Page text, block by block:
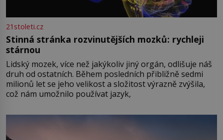
21stoleti.cz
Stinná stránka rozvinutějších mozků: rychleji
stárnou
Lidský mozek, více než jakýkoliv jiný orgán, odlišuje náš
druh od ostatních. Během posledních přibližně sedmi
milionů let se jeho velikost a složitost výrazně zvýšila,
což nám umožnilo používat jazyk,